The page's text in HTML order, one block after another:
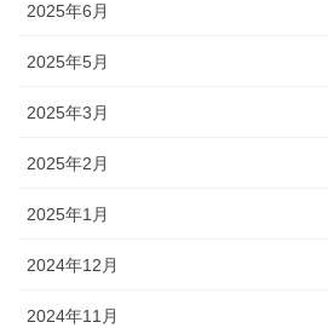
2025年6月
2025年5月
2025年3月
2025年2月
2025年1月
2024年12月
2024年11月